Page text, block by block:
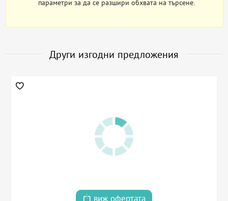
параметри за да се разшири обхвата на търсене.
Други изгодни предложения
виж офертата